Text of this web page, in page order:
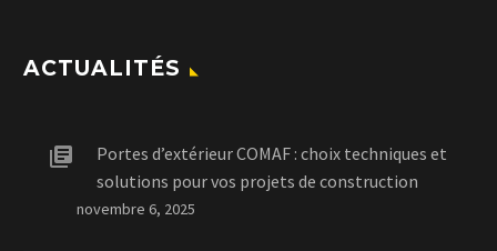
ACTUALITÉS
Portes d’extérieur COMAF : choix techniques et
solutions pour vos projets de construction
novembre 6, 2025